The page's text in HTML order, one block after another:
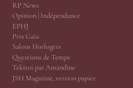
RP News
Opinion | Indépendance
EPHJ
Prix Gaïa
Salons Horlogers
Questions de Temps
Tekitoi par Amandine
JSH Magazine, version papier